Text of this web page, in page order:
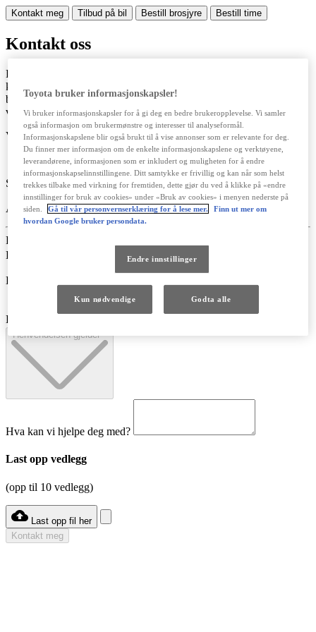
Kontakt meg Tilbud på bil Bestill brosjyre Bestill time
Kontakt oss
Fyll ut skjemaet under for å sende oss generelle henvendelser, så
kommer vi tilbake til deg så snart som mulig. Er du ute etter å
bestille Service, Eu-kontroll eller hjulskift? Da kan du hos mange av
våre forhandlere booke time for dette pånett.
Velg din avdeling
Søk etter by eller postnummer
Søk etter avdeling
Søk etter by eller postnummer
my_location
Avstander er målt i luftlinje*
Fornavn
Etternavn
Kontakt meg via
Telefon
E-postadresse
Henvendelsen gjelder*
Hva kan vi hjelpe deg med?
Last opp vedlegg
(opp til 10 vedlegg)
cloud_upload Last opp fil her
Kontakt meg
Toyota bruker informasjonskapsler!
Vi bruker informasjonskapsler for å gi deg en bedre brukeropplevelse. Vi samler
også informasjon om brukermønstre og interesser til analyseformål.
Informasjonskapslene blir også brukt til å vise annonser som er relevante for deg.
Du finner mer informasjon om de enkelte informasjonskapslene og verktøyene,
leverandørene, informasjonen som er inkludert og muligheten for å endre
informasjonskapselinnstillingene. Ditt samtykke er frivillig og kan når som helst
trekkes tilbake med virkning for fremtiden, dette gjør du ved å klikke på «endre
innstillinger for bruk av cookies» under «Bruk av cookies» i menyen nederste på
siden.
Gå til vår personvernserklæring for å lese mer.
Finn ut mer om
hvordan Google bruker persondata.
Endre innstillinger
Kun nødvendige Godta alle